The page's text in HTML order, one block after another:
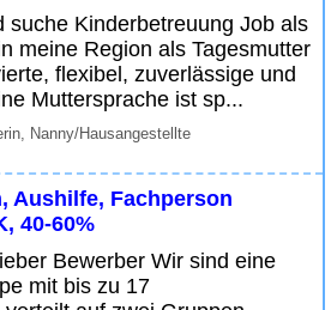
suche Kinderbetreuung Job als
meine Region als Tagesmutter
flexibel, zuverlässige und
Muttersprache ist sp...
Nanny/Hausangestellte
Aushilfe, Fachperson
40-60%
Bewerber Wir sind eine
mit bis zu 17